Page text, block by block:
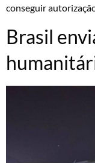
conseguir
Brasil